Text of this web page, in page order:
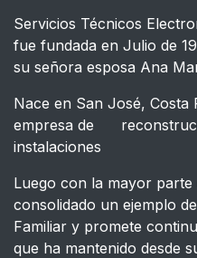
Servicios Técnicos
fue fundada en Julio de
su señora esposa Ana
Nace en San José, Costa
empresa de
instalaciones
Luego con la mayor parte
consolidado un ejemplo
Familiar y promete
que ha mantenido desde